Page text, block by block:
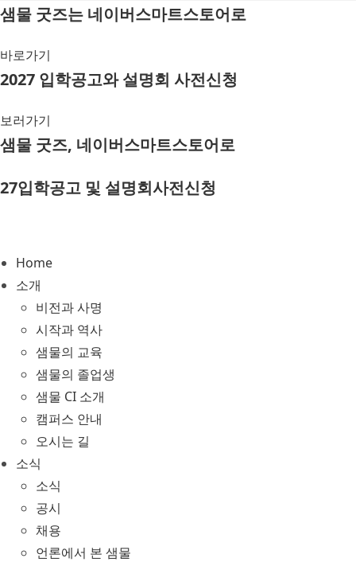
Skip
content
샘물 굿즈는 네이버스마트스토어로
바로가기
2027 입학공고와 설명회 사전신청
보러가기
샘물 굿즈, 네이버스마트스토어로
27입학공고 및 설명회사전신청
Home
소개
비전과 사명
시작과 역사
샘물의 교육
샘물의 졸업생
샘물 CI 소개
캠퍼스 안내
오시는 길
소식
소식
공시
채용
언론에서 본 샘물